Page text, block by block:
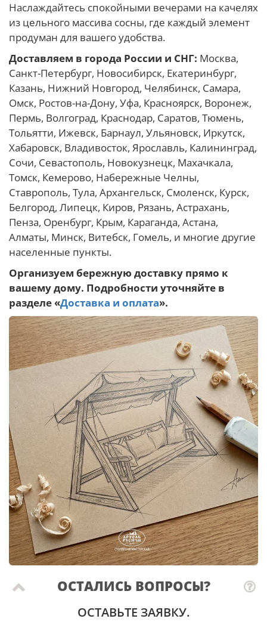
Наслаждайтесь спокойными вечерами на качелях
из цельного массива сосны, где каждый элемент
продуман для вашего удобства.
Доставляем в города России и СНГ: Москва,
Санкт-Петербург, Новосибирск, Екатеринбург,
Казань, Нижний Новгород, Челябинск, Самара,
Омск, Ростов-на-Дону, Уфа, Красноярск, Воронеж,
Пермь, Волгоград, Краснодар, Саратов, Тюмень,
Тольятти, Ижевск, Барнаул, Ульяновск, Иркутск,
Хабаровск, Владивосток, Ярославль, Калининград,
Сочи, Севастополь, Новокузнецк, Махачкала,
Томск, Кемерово, Набережные Челны,
Ставрополь, Тула, Архангельск, Смоленск, Курск,
Белгород, Липецк, Киров, Рязань, Астрахань,
Пенза, Оренбург, Крым, Караганда, Астана,
Алматы, Минск, Витебск, Гомель, и многие другие
населенные пункты.
Организуем бережную доставку прямо к
вашему дому. Подробности уточняйте в
разделе «Доставка и оплата».
ОСТАЛИСЬ ВОПРОСЫ?
ОСТАВЬТЕ ЗАЯВКУ.